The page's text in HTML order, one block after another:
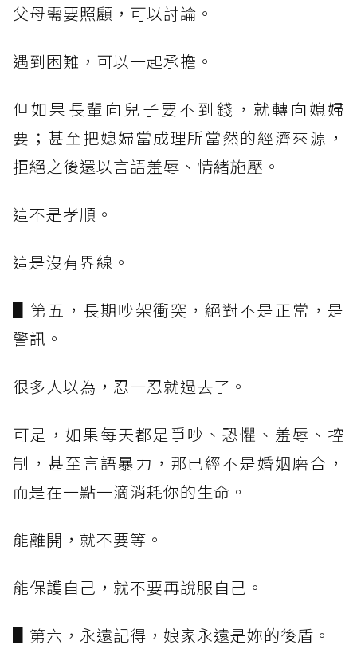
父母需要照顧，可以討論。
遇到困難，可以一起承擔。
但如果長輩向兒子要不到錢，就轉向媳婦
要；甚至把媳婦當成理所當然的經濟來源，
拒絕之後還以言語羞辱、情緒施壓。
這不是孝順。
這是沒有界線。
▋第五，長期吵架衝突，絕對不是正常，是
警訊。
很多人以為，忍一忍就過去了。
可是，如果每天都是爭吵、恐懼、羞辱、控
制，甚至言語暴力，那已經不是婚姻磨合，
而是在一點一滴消耗你的生命。
能離開，就不要等。
能保護自己，就不要再說服自己。
▋第六，永遠記得，娘家永遠是妳的後盾。